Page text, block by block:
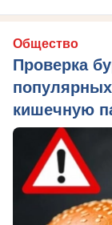
Общество
Проверка
кишечную